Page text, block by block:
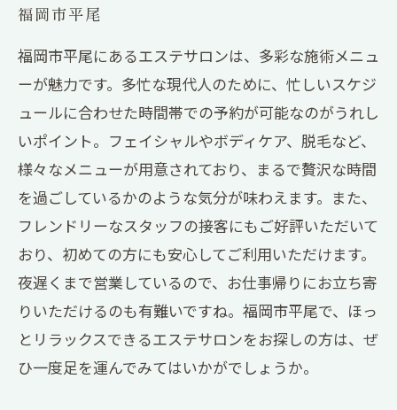
福岡市平尾
福岡市平尾にあるエステサロンは、多彩な施術メニュ
ーが魅力です。多忙な現代人のために、忙しいスケジ
ュールに合わせた時間帯での予約が可能なのがうれし
いポイント。フェイシャルやボディケア、脱毛など、
様々なメニューが用意されており、まるで贅沢な時間
を過ごしているかのような気分が味わえます。また、
フレンドリーなスタッフの接客にもご好評いただいて
おり、初めての方にも安心してご利用いただけます。
夜遅くまで営業しているので、お仕事帰りにお立ち寄
りいただけるのも有難いですね。福岡市平尾で、ほっ
とリラックスできるエステサロンをお探しの方は、ぜ
ひ一度足を運んでみてはいかがでしょうか。